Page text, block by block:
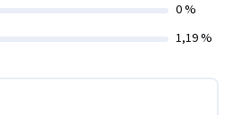
0 %
1,19 %